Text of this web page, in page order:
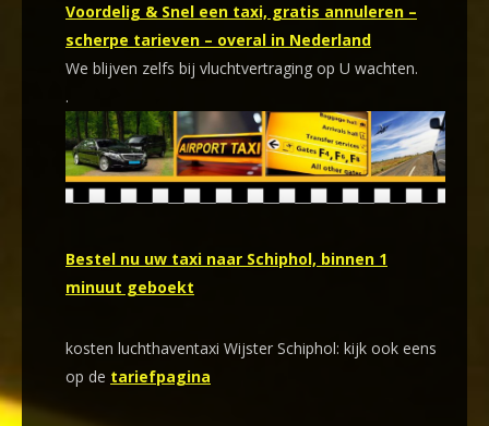
Voordelig & Snel een taxi, gratis annuleren –
scherpe tarieven – overal in Nederland
We blijven zelfs bij vluchtvertraging op U wachten.
.
Bestel nu uw taxi naar Schiphol, binnen 1
minuut geboekt
kosten luchthaventaxi Wijster Schiphol: kijk ook eens
op de tariefpagina